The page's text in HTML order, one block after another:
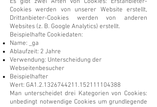
Cookies werden von unserer Website erstellt,
Drittanbieter-Cookies werden von anderen
Websites (z. B. Google Analytics) erstellt.
Beispielhafte Cookiedaten:
Name: _ga
Ablaufzeit: 2 Jahre
Verwendung: Unterscheidung der
Webseitenbesucher
Beispielhafter
Wert: GA1.2.1326744211.152111104388
Man unterscheidet drei Kategorien von Cookies:
unbedingt notwendige Cookies um grundlegende